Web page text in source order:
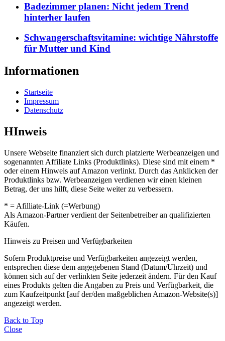
Badezimmer planen: Nicht jedem Trend
hinterher laufen
Schwangerschaftsvitamine: wichtige Nährstoffe
für Mutter und Kind
Informationen
Startseite
Impressum
Datenschutz
HInweis
Unsere Webseite finanziert sich durch platzierte Werbeanzeigen und
sogenannten Affiliate Links (Produktlinks). Diese sind mit einem *
oder einem Hinweis auf Amazon verlinkt. Durch das Anklicken der
Produktlinks bzw. Werbeanzeigen verdienen wir einen kleinen
Betrag, der uns hilft, diese Seite weiter zu verbessern.
* = Afilliate-Link (=Werbung)
Als Amazon-Partner verdient der Seitenbetreiber an qualifizierten
Käufen.
Hinweis zu Preisen und Verfügbarkeiten
Sofern Produktpreise und Verfügbarkeiten angezeigt werden,
entsprechen diese dem angegebenen Stand (Datum/Uhrzeit) und
können sich auf der verlinkten Seite jederzeit ändern. Für den Kauf
eines Produkts gelten die Angaben zu Preis und Verfügbarkeit, die
zum Kaufzeitpunkt [auf der/den maßgeblichen Amazon-Website(s)]
angezeigt werden.
Back to Top
Close